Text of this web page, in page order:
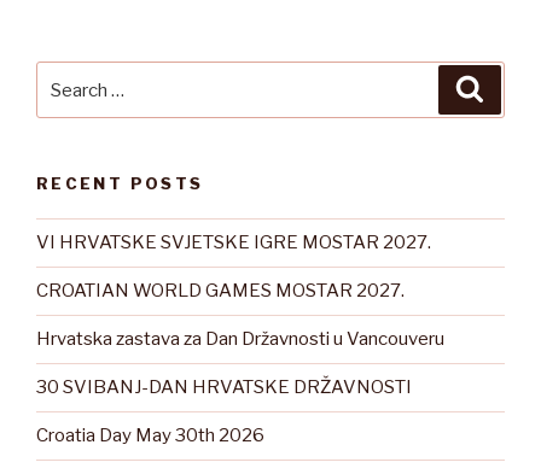
for:
RECENT POSTS
VI HRVATSKE SVJETSKE IGRE MOSTAR 2027.
CROATIAN WORLD GAMES MOSTAR 2027.
Hrvatska zastava za Dan Državnosti u Vancouveru
30 SVIBANJ-DAN HRVATSKE DRŽAVNOSTI
Croatia Day May 30th 2026